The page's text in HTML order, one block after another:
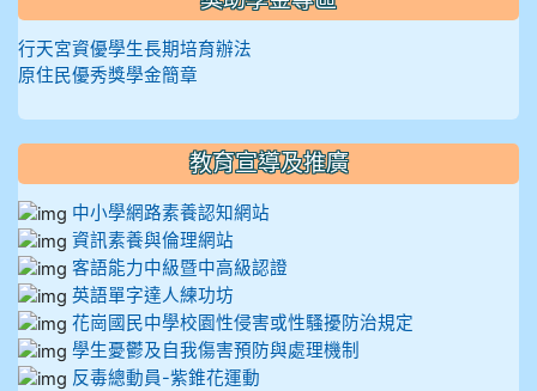
行天宮資優學生長期培育辦法
原住民優秀獎學金簡章
教育宣導及推廣
中小學網路素養認知網站
資訊素養與倫理網站
客語能力中級暨中高級認證
英語單字達人練功坊
花崗國民中學校園性侵害或性騷擾防治規定
學生憂鬱及自我傷害預防與處理機制
反毒總動員-紫錐花運動